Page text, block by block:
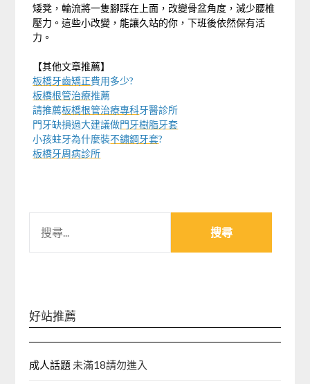
矮凳，輪流將一隻腳踩在上面，改變骨盆角度，減少腰椎
壓力。這些小改變，能讓久站的你，下班後依然保有活
力。
【其他文章推薦】
板橋牙齒矯正費用多少?
板橋根管治療推薦
請推薦板橋根管治療專科牙醫診所
門牙缺損過大建議做門牙樹脂牙套
小孩蛀牙為什麼裝不鏽鋼牙套?
板橋牙周病診所
關
好站推薦
成人話題 未滿18請勿進入